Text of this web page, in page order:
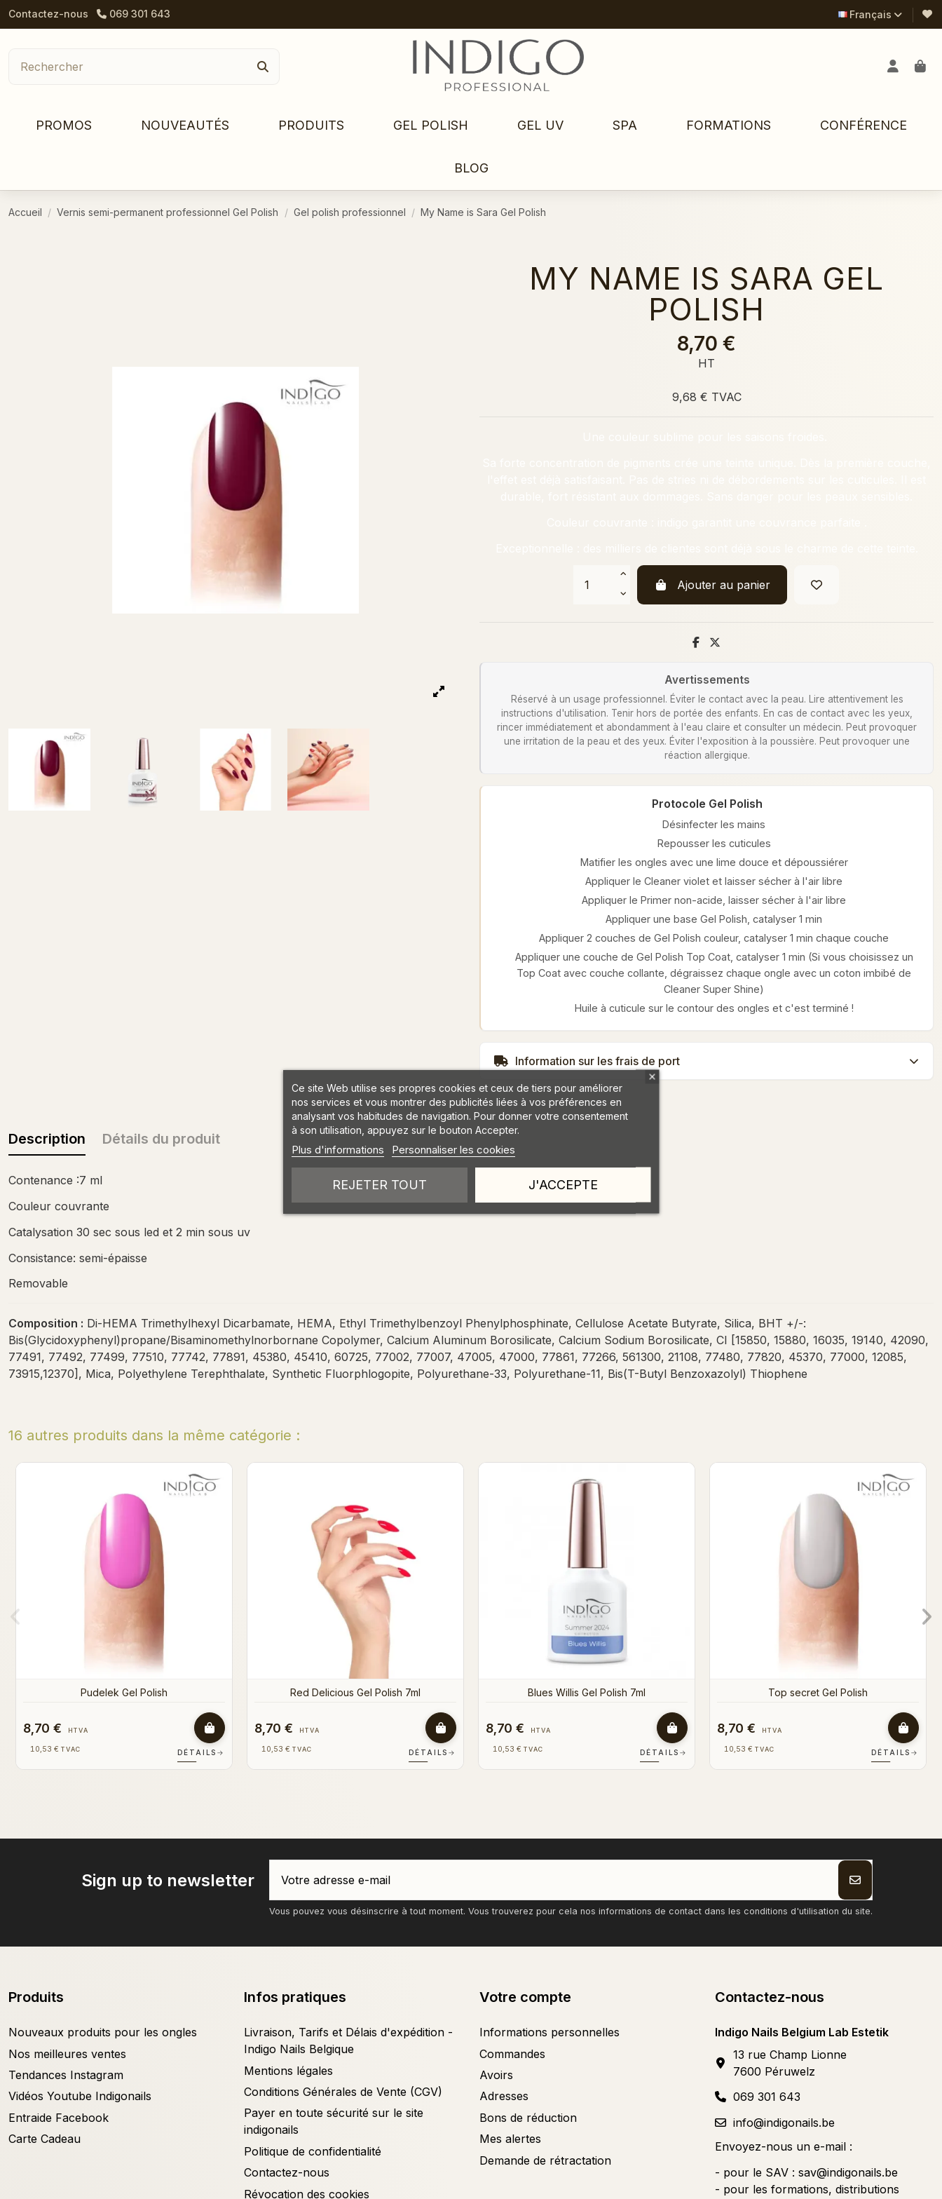
Contactez-nous 069 301 643 Français
PROMOS NOUVEAUTÉS PRODUITS GEL POLISH GEL UV SPA FORMATIONS CONFÉRENCE
BLOG
Accueil Vernis semi-permanent professionnel Gel Polish Gel polish professionnel My Name is Sara Gel Polish
MY NAME IS SARA GEL
POLISH
8,70 €
HT
9,68 € TVAC
Ajouter au panier
Avertissements
Réservé à un usage professionnel. Éviter le contact avec la peau. Lire attentivement les
instructions d'utilisation. Tenir hors de portée des enfants. En cas de contact avec les yeux,
rincer immédiatement et abondamment à l'eau claire et consulter un médecin. Peut provoquer
une irritation de la peau et des yeux. Éviter l'exposition à la poussière. Peut provoquer une
réaction allergique.
Protocole Gel Polish
Désinfecter les mains
Repousser les cuticules
Matifier les ongles avec une lime douce et dépoussiérer
Appliquer le Cleaner violet et laisser sécher à l'air libre
Appliquer le Primer non-acide, laisser sécher à l'air libre
Appliquer une base Gel Polish, catalyser 1 min
Appliquer 2 couches de Gel Polish couleur, catalyser 1 min chaque couche
Appliquer une couche de Gel Polish Top Coat, catalyser 1 min (Si vous choisissez un
Top Coat avec couche collante, dégraissez chaque ongle avec un coton imbibé de
Cleaner Super Shine)
Huile à cuticule sur le contour des ongles et c'est terminé !
Information sur les frais de port
Description Détails du produit
Contenance :7 ml
Couleur couvrante
Catalysation 30 sec sous led et 2 min sous uv
Consistance: semi-épaisse
Removable
Composition : Di-HEMA Trimethylhexyl Dicarbamate, HEMA, Ethyl Trimethylbenzoyl Phenylphosphinate, Cellulose Acetate Butyrate, Silica, BHT +/-:
Bis(Glycidoxyphenyl)propane/Bisaminomethylnorbornane Copolymer, Calcium Aluminum Borosilicate, Calcium Sodium Borosilicate, CI [15850, 15880, 16035, 19140, 42090,
77491, 77492, 77499, 77510, 77742, 77891, 45380, 45410, 60725, 77002, 77007, 47005, 47000, 77861, 77266, 561300, 21108, 77480, 77820, 45370, 77000, 12085,
73915,12370], Mica, Polyethylene Terephthalate, Synthetic Fluorphlogopite, Polyurethane-33, Polyurethane-11, Bis(T-Butyl Benzoxazolyl) Thiophene
16 autres produits dans la même catégorie :
8,70 € HTVA
10,53 € TVAC DÉTAILS →
8,70 € HTVA
10,53 € TVAC DÉTAILS →
Don't get crazy Gel Polish
8,70 € HTVA
10,53 € TVAC DÉTAILS →
8,70 € HTVA
10,53 € TVAC DÉTAILS →
Sign up to newsletter
Vous pouvez vous désinscrire à tout moment. Vous trouverez pour cela nos informations de contact dans les conditions d'utilisation du site.
Produits
Nouveaux produits pour les ongles
Nos meilleures ventes
Tendances Instagram
Vidéos Youtube Indigonails
Entraide Facebook
Carte Cadeau
Infos pratiques
Livraison, Tarifs et Délais d'expédition -
Indigo Nails Belgique
Mentions légales
Conditions Générales de Vente (CGV)
Payer en toute sécurité sur le site
indigonails
Politique de confidentialité
Contactez-nous
Révocation des cookies
Votre compte
Informations personnelles
Commandes
Avoirs
Adresses
Bons de réduction
Mes alertes
Demande de rétractation
Contactez-nous
Indigo Nails Belgium Lab Estetik
13 rue Champ Lionne
7600 Péruwelz
069 301 643
info@indigonails.be
Envoyez-nous un e-mail :
- pour le SAV : sav@indigonails.be
- pour les formations, distributions
Ce site Web utilise ses propres cookies et ceux de tiers pour améliorer
nos services et vous montrer des publicités liées à vos préférences en
analysant vos habitudes de navigation. Pour donner votre consentement
à son utilisation, appuyez sur le bouton Accepter.
Plus d'informations Personnaliser les cookies
REJETER TOUT J'ACCEPTE